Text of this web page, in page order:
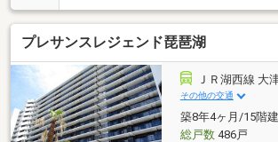
♪◆ 宅配ボックスあり！◆ 是非一度ご
い！……………………リフォーム内容
面張替え（壁・天井） ・ 浴槽 ・ トイ
ペット張替え ・ フロアタイル上張り
床）タイル上張り（玄関床） ・ 畳張
リーニングキッチンコンロ ・ 換気扇
プレサンスレジェンド琵琶湖
ＪＲ湖西線 大
その他の交通
築8年4ヶ月/15階建
総戸数486戸